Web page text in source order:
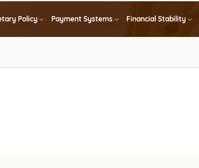
Policy Payment Systems Financial Stability